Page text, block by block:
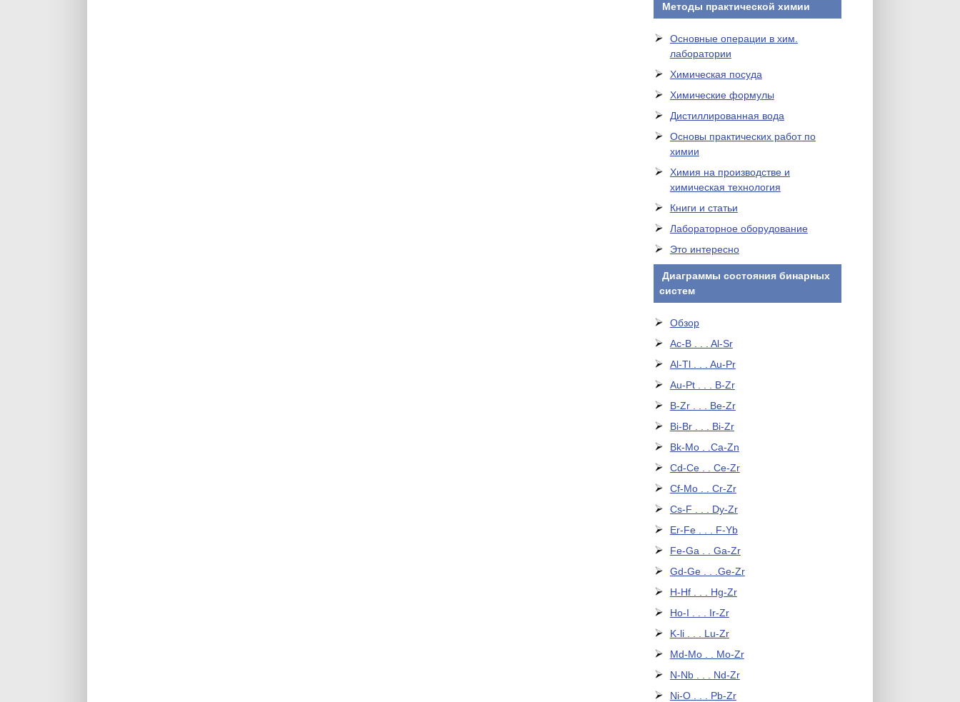
Методы практической химии
Основные операции в хим.
лаборатории
Химическая посуда
Химические формулы
Дистиллированная вода
Основы практических работ по
химии
Химия на производстве и
химическая технология
Книги и статьи
Лабораторное оборудование
Это интересно
Диаграммы состояния бинарных
систем
Обзор
Ac-B . . . Al-Sr
Al-Tl . . . Au-Pr
Au-Pt . . . B-Zr
B-Zr . . . Be-Zr
Bi-Br . . . Bi-Zr
Bk-Mo . .Ca-Zn
Cd-Ce . . Ce-Zr
Cf-Mo . . Cr-Zr
Cs-F . . . Dy-Zr
Er-Fe . . . F-Yb
Fe-Ga . . Ga-Zr
Gd-Ge . . .Ge-Zr
H-Hf . . . Hg-Zr
Ho-I . . . Ir-Zr
K-li . . . Lu-Zr
Md-Mo . . Mo-Zr
N-Nb . . . Nd-Zr
Ni-O . . . Pb-Zr